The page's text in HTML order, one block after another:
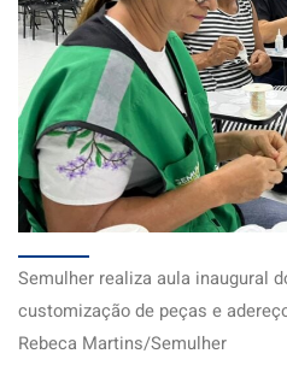
Semulher realiza aula inaugural
customização de peças e
Rebeca Martins/Semulher